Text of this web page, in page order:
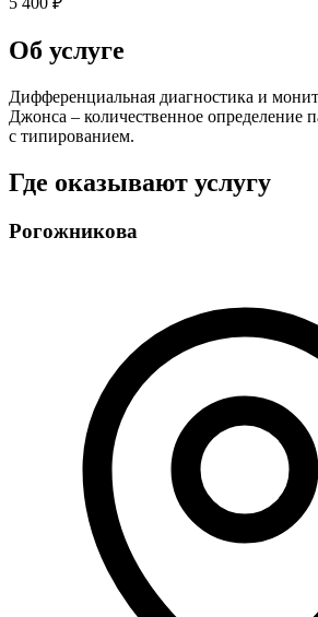
Об услуге
Дифференциальная диагностика и
Джонса – количественное определение
с типированием.
Где оказывают услугу
Рогожникова